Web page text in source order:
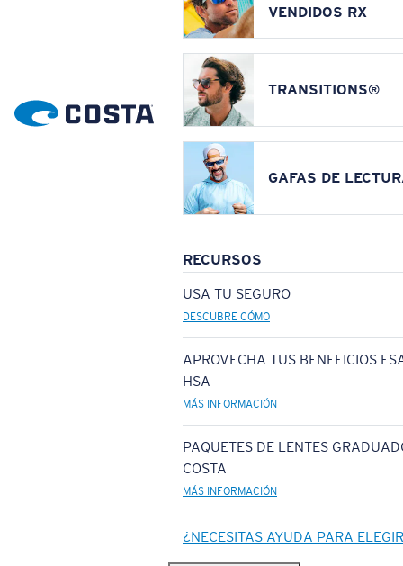
VENDIDOS RX
TRANSITIONS®
GAFAS DE
RECURSOS
USA TU SEGURO
DESCUBRE CÓMO
APROVECHA TUS BENEFICIOS
HSA
MÁS INFORMACIÓN
PAQUETES DE LENTES
COSTA
MÁS INFORMACIÓN
¿NECESITAS AYUDA PARA